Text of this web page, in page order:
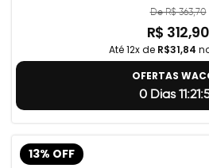
De R$ 363,70
R$ 312,90
Até 12x de R$31,84
OFERTAS
0 Dias
13% OFF